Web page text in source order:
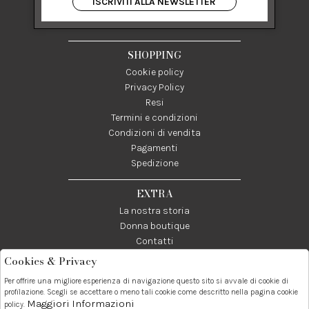
84122 Salerno Italia
P IVA 03024950655
SHOPPING
Cookie policy
Privacy Policy
Resi
Termini e condizioni
Condizioni di vendita
Pagamenti
Spedizione
EXTRA
La nostra storia
Donna boutique
Contatti
Telefono:
089237858
Whatsapp:
3338855601
Contatti:
info@donna1981.it
Cookies & Privacy
Per offrire una migliore esperienza di navigazione questo sito si avvale di cookie di
profilazione. Scegli se accettare o meno tali cookie come descritto nella pagina cookie
policy. Maggiori Informazioni